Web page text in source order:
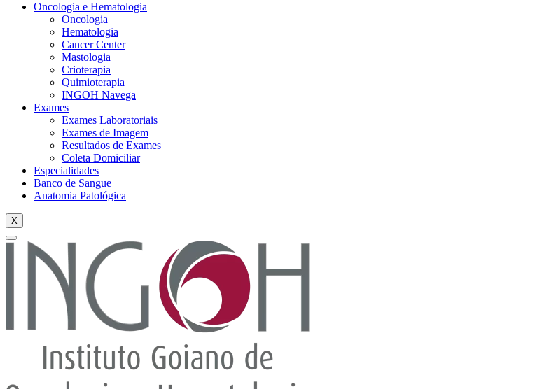
Oncologia e Hematologia
Oncologia
Hematologia
Cancer Center
Mastologia
Crioterapia
Quimioterapia
INGOH Navega
Exames
Exames Laboratoriais
Exames de Imagem
Resultados de Exames
Coleta Domiciliar
Especialidades
Banco de Sangue
Anatomia Patológica
X